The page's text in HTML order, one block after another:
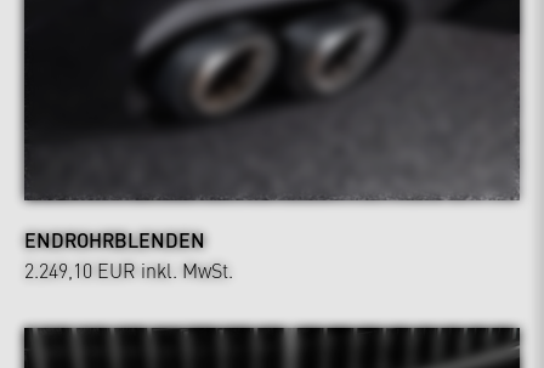
ENDROHRBLENDEN
2.249,10 EUR inkl. MwSt.